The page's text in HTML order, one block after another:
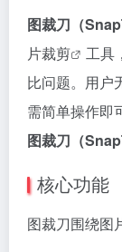
图裁刀（
片裁剪
工具
比问题。用户
需简单操作即
图裁刀（
核心功能
图裁刀围绕图